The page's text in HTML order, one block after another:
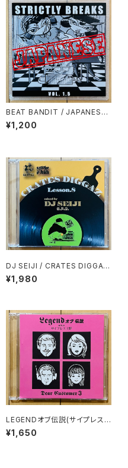
BEAT BANDIT / JAPANESE
STRICTLY BREAKS & BEAT
S VOL.1.5(特典CD-R付)
¥1,200
DJ SEIJI / CRATES DIGGAZ
LESSON.8
¥1,980
LEGENDオブ伝説(サイプレス
上野) / DEAR CUSTOMER 3
¥1,650